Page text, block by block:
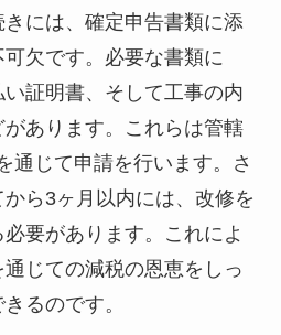
には、確定申告書類に添
欠です。必要な書類に
証明書、そして工事の内
あります。これらは管轄
通じて申請を行います。さ
ら3ヶ月以内には、改修を
要があります。これによ
じての減税の恩恵をしっ
るのです。